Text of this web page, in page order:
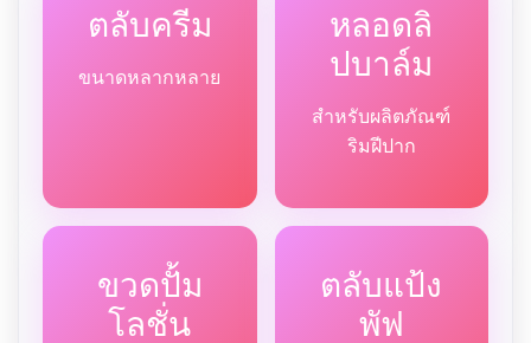
ตลับครีม
ขนาดหลากหลาย
หลอดลิ
ปบาล์ม
สำหรับผลิตภัณฑ์
ริมฝีปาก
ขวดปั้ม
โลชั่น
ตลับแป้ง
พัฟ